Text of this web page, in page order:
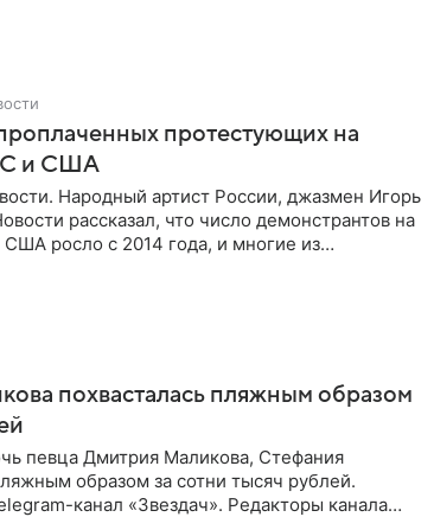
протестующих на
и США
Народный артист России, джазмен Игорь
рассказал, что число демонстрантов на
США росло с 2014 года, и многие из
похвасталась пляжным образом
певца Дмитрия Маликова, Стефания
образом за сотни тысяч рублей.
канал «Звездач». Редакторы канала